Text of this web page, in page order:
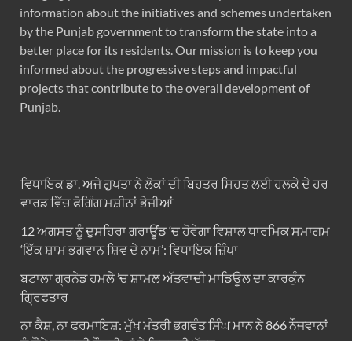
information about the initiatives and schemes undertaken
by the Punjab government to transform the state into a
better place for its residents. Our mission is to keep you
informed about the progressive steps and impactful
projects that contribute to the overall development of
Punjab.
ਵਿਧਾਇਕ ਡਾ. ਅਜੇ ਗੁਪਤਾ ਨੇ ਲੋਕਾਂ ਦੀ ਬਿਹਤਰ ਸਿਹਤ ਲਈ ਹਲਕੇ ਦੇ ਹਰ
ਵਾਰਡ ਵਿੱਚ ਫੋਗਿੰਗ ਮਸ਼ੀਨਾਂ ਭੇਜੀਆਂ
12 ਅਗਸਤ ਨੂੰ ਦੁਸਹਿਰਾ ਗਰਾਊਂਡ ‘ਚ ਹੋਵੇਗਾ ਵਿਸ਼ਾਲ ਧਾਰਮਿਕ ਸਮਾਗਮ
‘ਇੱਕ ਸ਼ਾਮ ਭਗਵਾਨ ਸ਼ਿਵ ਦੇ ਨਾਮ’: ਵਿਧਾਇਕ ਜ਼ਿੰਪਾ
ਬਟਾਲਾ ਗ੍ਰਨੇਡ ਹਮਲੇ ’ਚ ਸ਼ਾਮਲ ਅੱਤਵਾਦੀ ਮਾਡਿਊਲ ਦਾ ਕਾਰਕੁੰਨ
ਗ੍ਰਿਫਤਾਰ
ਨਾ ਕੈਸ਼, ਨਾ ਫਰਮਾਇਸ਼: ਮੁੱਖ ਮੰਤਰੀ ਭਗਵੰਤ ਸਿੰਘ ਮਾਨ ਨੇ 866 ਨੌਜਵਾਨਾਂ